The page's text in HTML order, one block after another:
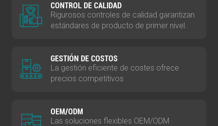
CONTROL DE CALIDAD
Rigurosos controles de calidad garantizan
estándares de producto de primer nivel.
GESTIÓN DE COSTOS
La gestión eficiente de costes ofrece
precios competitivos
OEM/ODM
Las soluciones flexibles OEM/ODM